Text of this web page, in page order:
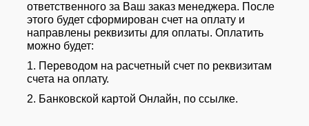
ответственного за Ваш заказ менеджера. После
этого будет сформирован счет на оплату и
направлены реквизиты для оплаты. Оплатить
можно будет:
1. Переводом на расчетный счет по реквизитам
счета на оплату.
2. Банковской картой Онлайн, по ссылке.